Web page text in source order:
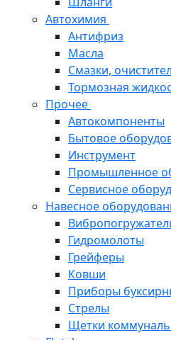
Автохимия
Антифриз
Масла
Смазки,
Тормозная
Прочее
Автокомпоненты
Бытовое
Инструмент
Промышленное
Сервисное
Навесное
Гидромолоты
Грейферы
Ковши
Приборы
Стрелы
Щетки